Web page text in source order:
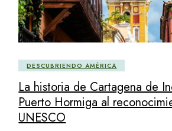
DESCUBRIENDO AMÉRICA
La historia de Cartagena de
Puerto Hormiga al
UNESCO